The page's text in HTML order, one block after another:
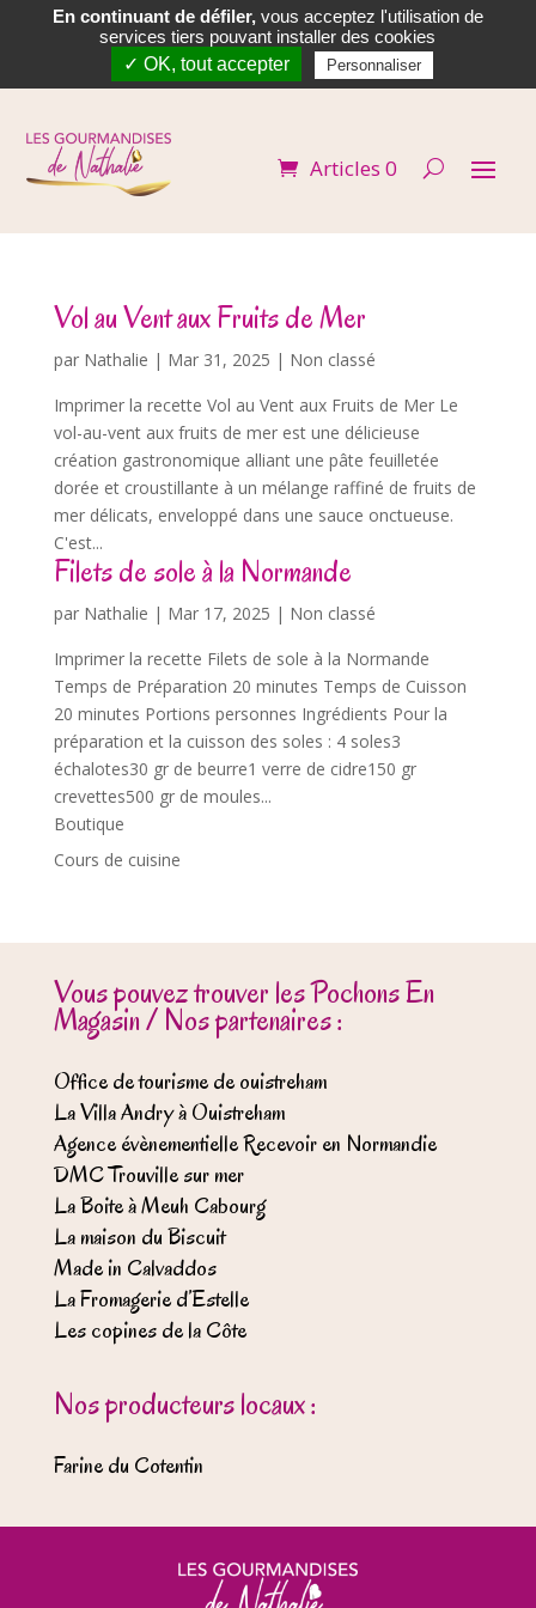
 
Articles 0
Vol au Vent aux Fruits de Mer
par Nathalie | Mar 31, 2025 | Non classé
Imprimer la recette Vol au Vent aux Fruits de Mer Le
vol-au-vent aux fruits de mer est une délicieuse
création gastronomique alliant une pâte feuilletée
dorée et croustillante à un mélange raffiné de fruits de
mer délicats, enveloppé dans une sauce onctueuse.
C'est...
Filets de sole à la Normande
par Nathalie | Mar 17, 2025 | Non classé
Imprimer la recette Filets de sole à la Normande
Temps de Préparation 20 minutes Temps de Cuisson
20 minutes Portions personnes Ingrédients Pour la
préparation et la cuisson des soles : 4 soles3
échalotes30 gr de beurre1 verre de cidre150 gr
crevettes500 gr de moules...
Boutique
Cours de cuisine
Vous pouvez trouver les Pochons En
Magasin / Nos partenaires :
Office de tourisme de ouistreham
La Villa Andry à Ouistreham
Agence évènementielle Recevoir en Normandie
DMC Trouville sur mer
La Boite à Meuh Cabourg
La maison du Biscuit
Made in Calvaddos
La Fromagerie d’Estelle
Les copines de la Côte
Nos producteurs locaux :
Farine du Cotentin
En continuant de défiler,vous acceptez l'utilisation de
services tiers pouvant installer des cookies
✓ OK, tout accepter
Personnaliser